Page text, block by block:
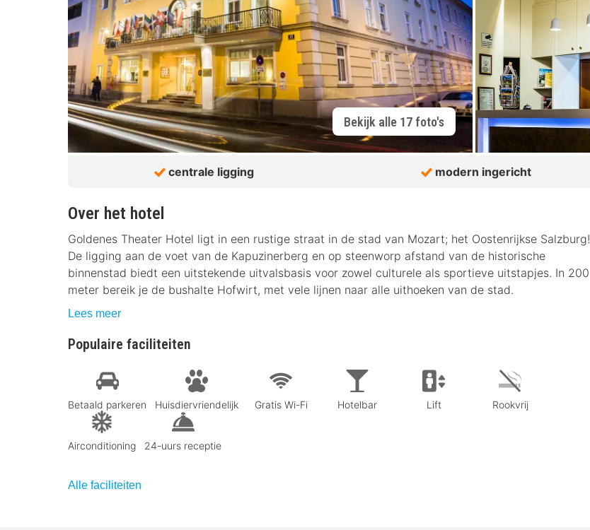
Bekijk alle 17 foto's
centrale ligging modern ingericht
Over het hotel
Goldenes Theater Hotel ligt in een rustige straat in de stad van Mozart; het Oostenrijkse Salzburg!
De ligging aan de voet van de Kapuzinerberg en op steenworp afstand van de historische
binnenstad biedt een uitstekende uitvalsbasis voor zowel culturele als sportieve uitstapjes. In 200
meter bereik je de bushalte Hofwirt, met vele lijnen naar alle uithoeken van de stad.
Lees meer
Populaire faciliteiten
Betaald parkeren Huisdiervriendelijk Gratis Wi-Fi Hotelbar Lift Rookvrij
Airconditioning 24-uurs receptie
Alle faciliteiten